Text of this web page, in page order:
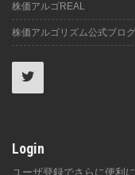
株価アルゴREAL
株価アルゴリズム公式ブログ
Login
ユーザ登録でさらに便利